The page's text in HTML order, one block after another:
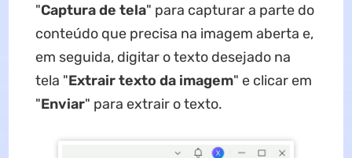
"Captura de tela" para capturar a parte do
conteúdo que precisa na imagem aberta e,
em seguida, digitar o texto desejado na
tela "Extrair texto da imagem" e clicar em
"Enviar" para extrair o texto.